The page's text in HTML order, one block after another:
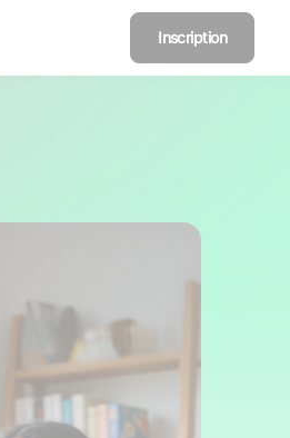
Inscription